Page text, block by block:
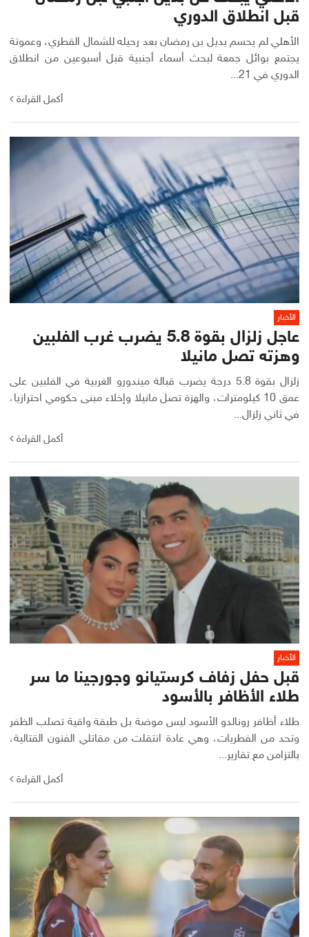
قبل انطلاق الدوري
الأهلي لم يحسم بديل بن رمضان بعد رحيله للشمال القطري، وعموتة
يجتمع بوائل جمعة لبحث أسماء أجنبية قبل أسبوعين من انطلاق
الدوري في 21...
أكمل القراءة
الأخبار
عاجل زلزال بقوة 5.8 يضرب غرب الفلبين
وهزته تصل مانيلا
زلزال بقوة 5.8 درجة يضرب قبالة ميندورو الغربية في الفلبين على
عمق 10 كيلومترات، والهزة تصل مانيلا وإخلاء مبنى حكومي احترازيا،
في ثاني زلزال...
أكمل القراءة
الأخبار
قبل حفل زفاف كرستيانو وجورجينا ما سر
طلاء الأظافر بالأسود
طلاء أظافر رونالدو الأسود ليس موضة بل طبقة واقية تصلب الظفر
وتحد من الفطريات، وهي عادة انتقلت من مقاتلي الفنون القتالية،
بالتزامن مع تقارير...
أكمل القراءة